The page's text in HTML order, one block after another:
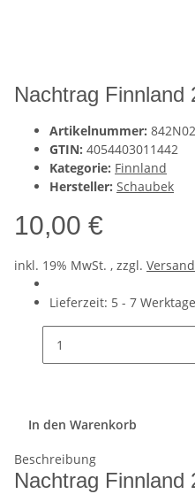
Nachtrag Finnland
Artikelnummer:
GTIN: 4054403011442
Kategorie: Finnland
Hersteller: Schaubek
10,00 €
inkl. 19% MwSt. , zzgl. Versand
Lieferzeit: 5 - 7 Werktage
In den Warenkorb
Beschreibung
Nachtrag Finnland